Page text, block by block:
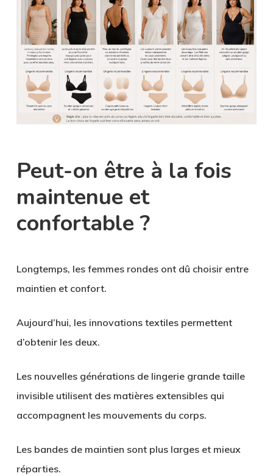
Peut-on être à la fois
maintenue et
confortable ?
Longtemps, les femmes rondes ont dû choisir entre
maintien et confort.
Aujourd’hui, les innovations textiles permettent
d’obtenir les deux.
Les nouvelles générations de lingerie grande taille
invisible utilisent des matières extensibles qui
accompagnent les mouvements du corps.
Les bandes de maintien sont plus larges et mieux
réparties.